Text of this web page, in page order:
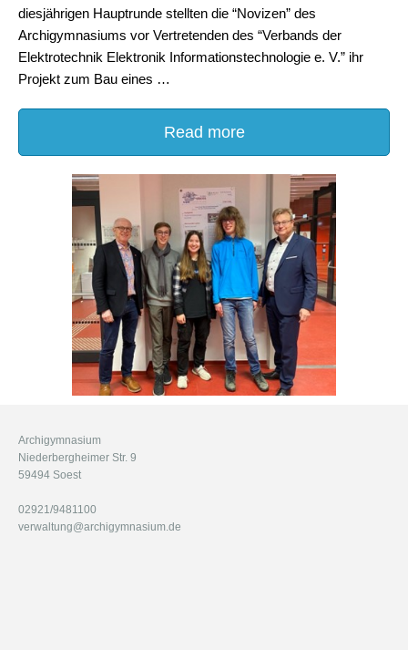
diesjährigen Hauptrunde stellten die “Novizen” des
Archigymnasiums vor Vertretenden des “Verbands der
Elektrotechnik Elektronik Informationstechnologie e. V.” ihr
Projekt zum Bau eines …
Read more
Archigymnasium
Niederbergheimer Str. 9
59494 Soest
02921/9481100
verwaltung@archigymnasium.de